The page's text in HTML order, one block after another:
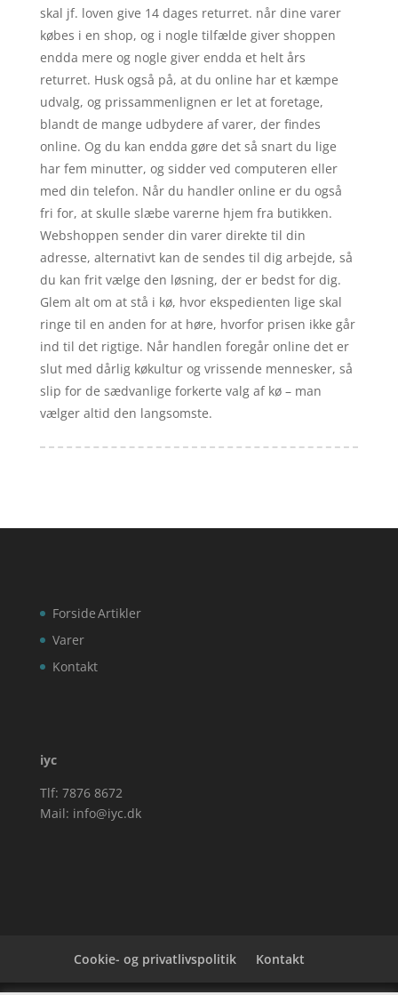
skal jf. loven give 14 dages returret. når dine varer
købes i en shop, og i nogle tilfælde giver shoppen
endda mere og nogle giver endda et helt års
returret. Husk også på, at du online har et kæmpe
udvalg, og prissammenlignen er let at foretage,
blandt de mange udbydere af varer, der findes
online. Og du kan endda gøre det så snart du lige
har fem minutter, og sidder ved computeren eller
med din telefon. Når du handler online er du også
fri for, at skulle slæbe varerne hjem fra butikken.
Webshoppen sender din varer direkte til din
adresse, alternativt kan de sendes til dig arbejde, så
du kan frit vælge den løsning, der er bedst for dig.
Glem alt om at stå i kø, hvor ekspedienten lige skal
ringe til en anden for at høre, hvorfor prisen ikke går
ind til det rigtige. Når handlen foregår online det er
slut med dårlig køkultur og vrissende mennesker, så
slip for de sædvanlige forkerte valg af kø – man
vælger altid den langsomste.
Forside
Varer
Kontakt
Artikler
iyc
Tlf: 7876 8672
Mail: info@iyc.dk
Cookie- og privatlivspolitik Kontakt